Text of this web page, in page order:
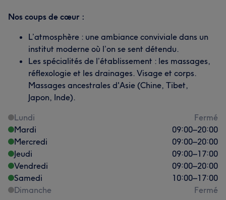
Nos coups de cœur :
L’atmosphère : une ambiance conviviale dans un
institut moderne où l’on se sent détendu.
Les spécialités de l’établissement : les massages,
réflexologie et les drainages. Visage et corps.
Massages ancestrales d'Asie (Chine, Tibet,
Japon, Inde).
Lundi
Fermé
Mardi
09:00–20:00
Mercredi
09:00–20:00
Jeudi
09:00–17:00
Vendredi
09:00–20:00
Samedi
10:00–17:00
Dimanche
Fermé